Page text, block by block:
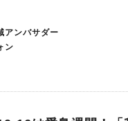
柏商店会の「なんかし感謝
に加えてキッチンカーもず
アンバサダー
ン